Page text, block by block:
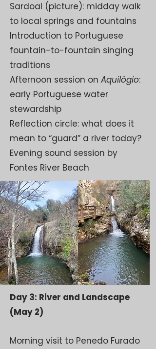
Sardoal (picture): midday walk
to local springs and fountains
Introduction to Portuguese
fountain-to-fountain singing
traditions
Afternoon session on Aquilógio:
early Portuguese water
stewardship
Reflection circle: what does it
mean to “guard” a river today?
Evening sound session by
Fontes River Beach
Day 3: River and Landscape
(May 2)
Morning visit to Penedo Furado